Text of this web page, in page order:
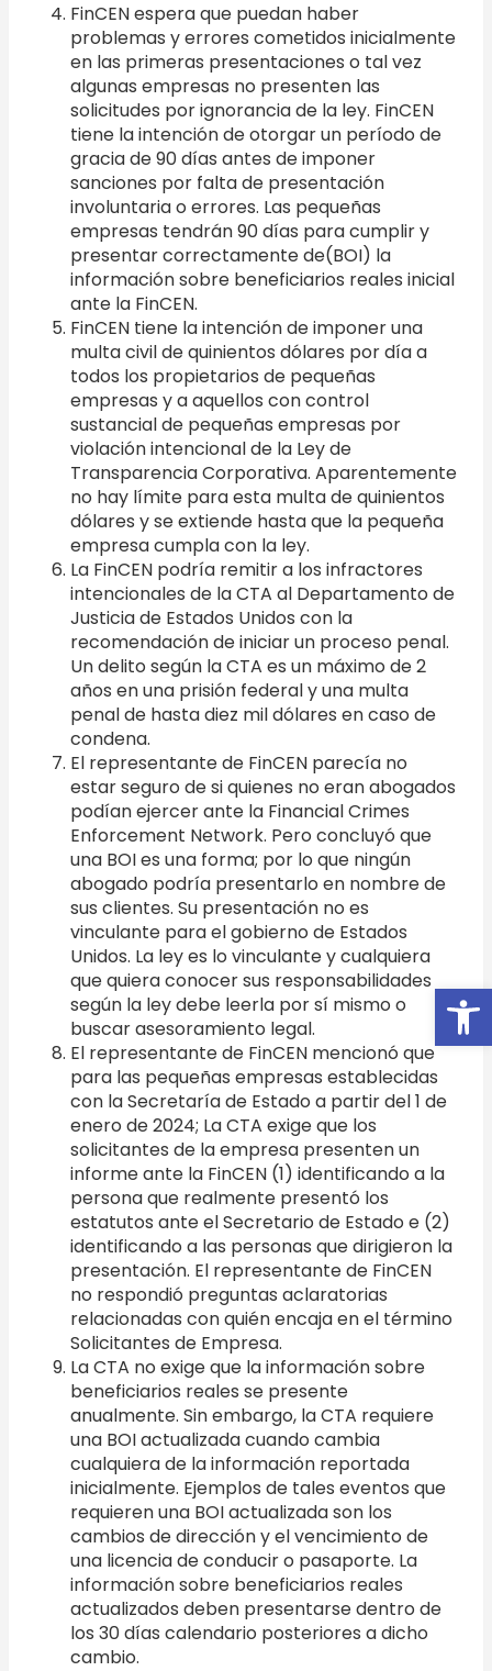
FinCEN espera que puedan haber
problemas y errores cometidos inicialmente
en las primeras presentaciones o tal vez
algunas empresas no presenten las
solicitudes por ignorancia de la ley. FinCEN
tiene la intención de otorgar un período de
gracia de 90 días antes de imponer
sanciones por falta de presentación
involuntaria o errores. Las pequeñas
empresas tendrán 90 días para cumplir y
presentar correctamente de(BOI) la
información sobre beneficiarios reales inicial
ante la FinCEN.
FinCEN tiene la intención de imponer una
multa civil de quinientos dólares por día a
todos los propietarios de pequeñas
empresas y a aquellos con control
sustancial de pequeñas empresas por
violación intencional de la Ley de
Transparencia Corporativa. Aparentemente
no hay límite para esta multa de quinientos
dólares y se extiende hasta que la pequeña
empresa cumpla con la ley.
La FinCEN podría remitir a los infractores
intencionales de la CTA al Departamento de
Justicia de Estados Unidos con la
recomendación de iniciar un proceso penal.
Un delito según la CTA es un máximo de 2
años en una prisión federal y una multa
penal de hasta diez mil dólares en caso de
condena.
El representante de FinCEN parecía no
estar seguro de si quienes no eran abogados
podían ejercer ante la Financial Crimes
Enforcement Network. Pero concluyó que
una BOI es una forma; por lo que ningún
abogado podría presentarlo en nombre de
sus clientes. Su presentación no es
vinculante para el gobierno de Estados
Unidos. La ley es lo vinculante y cualquiera
que quiera conocer sus responsabilidades
según la ley debe leerla por sí mismo o
buscar asesoramiento legal.
El representante de FinCEN mencionó que
para las pequeñas empresas establecidas
con la Secretaría de Estado a partir del 1 de
enero de 2024; La CTA exige que los
solicitantes de la empresa presenten un
informe ante la FinCEN (1) identificando a la
persona que realmente presentó los
estatutos ante el Secretario de Estado e (2)
identificando a las personas que dirigieron la
presentación. El representante de FinCEN
no respondió preguntas aclaratorias
relacionadas con quién encaja en el término
Solicitantes de Empresa.
La CTA no exige que la información sobre
beneficiarios reales se presente
anualmente. Sin embargo, la CTA requiere
una BOI actualizada cuando cambia
cualquiera de la información reportada
inicialmente. Ejemplos de tales eventos que
requieren una BOI actualizada son los
cambios de dirección y el vencimiento de
una licencia de conducir o pasaporte. La
información sobre beneficiarios reales
actualizados deben presentarse dentro de
los 30 días calendario posteriores a dicho
cambio.